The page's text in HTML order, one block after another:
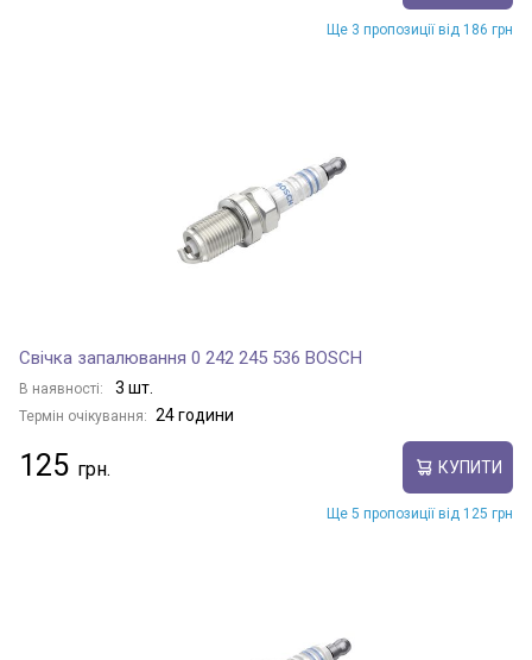
Ще 3 пропозиції від 186 грн
Свічка запалювання 0 242 245 536 BOSCH
В наявності: 3 шт.
Термін очікування: 24 години
125 КУПИТИ
Ще 5 пропозиції від 125 грн